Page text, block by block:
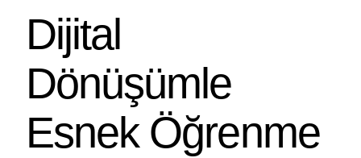
Dijital
Dönüşümle
Esnek Öğrenme